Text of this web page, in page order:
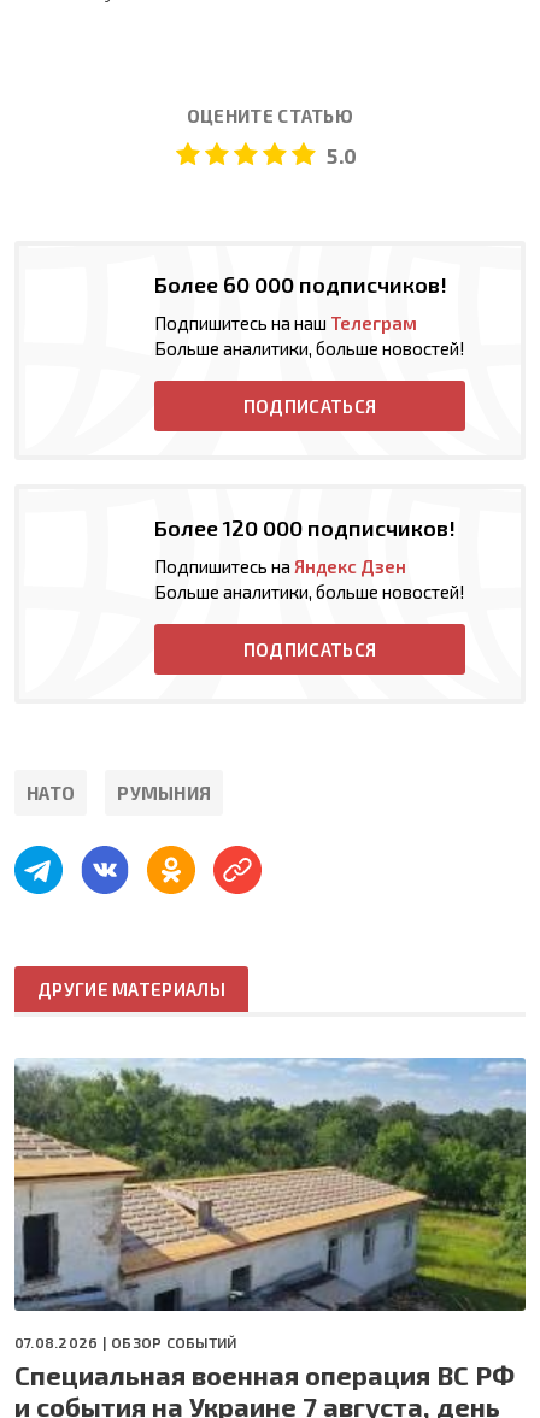
ОЦЕНИТЕ СТАТЬЮ
5.0
Более 60 000 подписчиков!
Подпишитесь на наш Телеграм
Больше аналитики, больше новостей!
ПОДПИСАТЬСЯ
Более 120 000 подписчиков!
Подпишитесь на Яндекс Дзен
Больше аналитики, больше новостей!
ПОДПИСАТЬСЯ
НАТО РУМЫНИЯ
ДРУГИЕ МАТЕРИАЛЫ
07.08.2026 | ОБЗОР СОБЫТИЙ
Специальная военная операция ВС РФ
и события на Украине 7 августа, день